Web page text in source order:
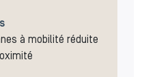
à mobilité réduite